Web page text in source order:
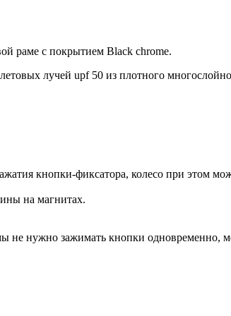
раме с покрытием Black chrome.
лучей upf 50 из плотного
кнопки-фиксатора, колесо при этом
на магнитах.
не нужно зажимать кнопки одновременно,